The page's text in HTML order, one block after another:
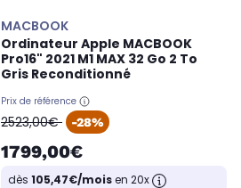
MACBOOK
Ordinateur Apple MACBOOK
Pro16" 2021 M1 MAX 32 Go 2 To
Gris Reconditionné
Prix de référence
oldPrice
2523,00€ -28%
1799,00€
dès 105,47€/moisen 20x